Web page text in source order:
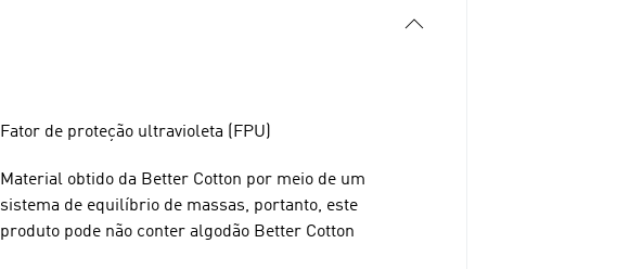
Fator de proteção ultravioleta (FPU)
Material obtido da Better Cotton por meio de um
sistema de equilíbrio de massas, portanto, este
produto pode não conter algodão Better Cotton